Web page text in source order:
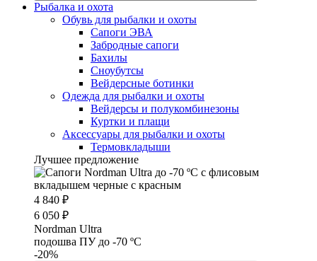
Рыбалка и охота
Обувь для рыбалки и охоты
Сапоги ЭВА
Забродные сапоги
Бахилы
Сноубутсы
Вейдерсные ботинки
Одежда для рыбалки и охоты
Вейдерсы и полукомбинезоны
Куртки и плащи
Аксессуары для рыбалки и охоты
Термовкладыши
Лучшее предложение
4 840 ₽
6 050 ₽
Nordman Ultra
подошва ПУ до -70 ºС
-20%